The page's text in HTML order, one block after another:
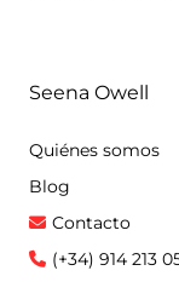
Seena Owell
Quiénes somos
Blog
Contacto
(+34) 914 213